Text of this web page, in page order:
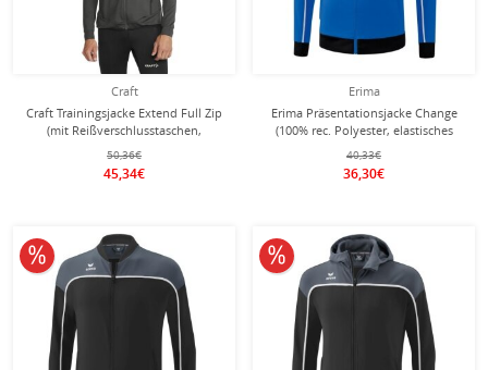
Craft
Craft Trainingsjacke Extend Full Zip
(mit Reißverschlusstaschen,
elastisches Material) asphaltgrau
Herren
50,36€
45,34€
Erima
Erima Präsentationsjacke Change
(100% rec. Polyester, elastisches
Funktionsmaterial)
royalblau/schwarz Herren
40,33€
36,30€
10% reduziert 10% reduziert